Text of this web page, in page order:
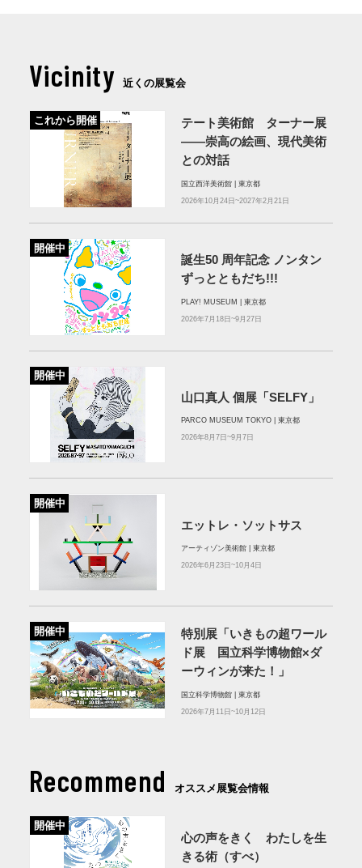
Vicinity 近くの展覧会
これから開催
テート美術館 ターナー展
――崇高の絵画、現代美術
との対話
国立西洋美術館 | 東京都
2026年10月24日~2027年2月21日
開催中
誕⽣50 周年記念 ノンタン
ずっとともだち!!!
PLAY! MUSEUM | 東京都
2026年7月18日~9月27日
開催中
山口真人 個展「SELFY」
PARCO MUSEUM TOKYO | 東京都
2026年8月7日~9月7日
開催中
エットレ・ソットサス
アーティゾン美術館 | 東京都
2026年6月23日~10月4日
開催中
特別展「いきもの超ワール
ド展 国立科学博物館×ダ
ーウィンが来た！」
国立科学博物館 | 東京都
2026年7月11日~10月12日
Recommend オススメ展覧会情報
開催中
心の声をきく わたしを生
きる術（すべ）